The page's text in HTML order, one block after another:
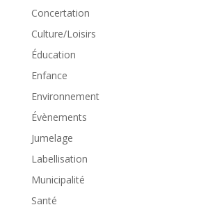
Concertation
Culture/Loisirs
Éducation
Enfance
Environnement
Évènements
Jumelage
Labellisation
Municipalité
Santé